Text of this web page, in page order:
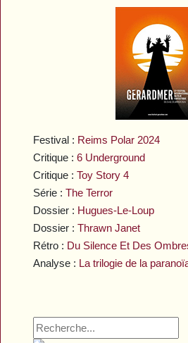
Festival : Reims Polar 2024
Critique :6 Underground
Critique :Toy Story 4
Série :The Terror
Dossier : Hugues-Le-Loup
Dossier :Thrawn Janet
Rétro : Du Silence Et Des
Analyse : La trilogie de la